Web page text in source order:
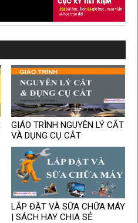
GIÁO TRÌNH NGUYÊN LÝ CẮT
VÀ DỤNG CỤ CẮT
LẮP ĐẶT VÀ SỮA CHỮA MÁY
| SÁCH HAY CHIA SẺ